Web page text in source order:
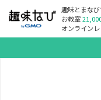
趣味とまな
お教室
オンライン